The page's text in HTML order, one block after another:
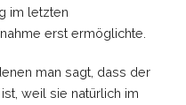
im letzten
erst ermöglichte.
man sagt, dass der
weil sie natürlich im